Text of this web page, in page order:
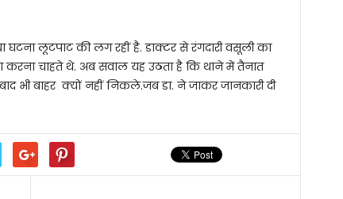
घटना लूटपाट की लग रहीं है. डाक्टर से रंगदारी वसूली का
चाहते थे. अब सवाल यह उठता है कि थाने में तैनात
भी बाहर क्यों नहीं निकले.जब डा. ने जाकर जानकारी दी